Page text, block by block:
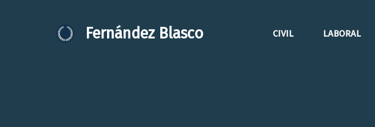
Fernández Blasco CIVIL LABORAL